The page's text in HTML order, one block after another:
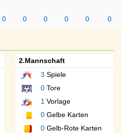
0 0 0 0 0 0
2.Mannschaft
3 Spiele
0Tore
1Vorlage
0Gelbe Karten
0Gelb-Rote Karten